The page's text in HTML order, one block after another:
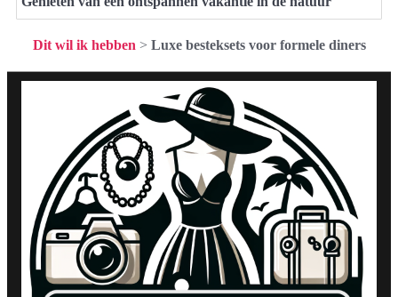
Dit wil ik hebben > Luxe besteksets voor formele diners